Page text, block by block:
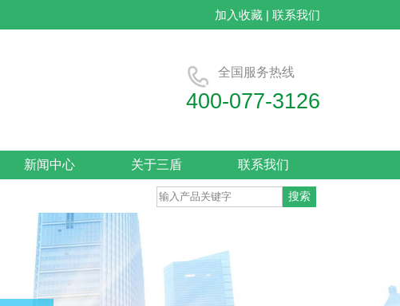
加入收藏 | 联系我们
全国服务热线
400-077-3126
新闻中心 关于三盾 联系我们
无氟牙膏OEM/牙膏代加工